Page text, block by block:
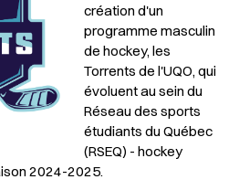
création d'un
programme masculin
de hockey, les
Torrents de l'UQO, qui
évoluent au sein du
Réseau des sports
étudiants du Québec
(RSEQ) - hockey
2024-2025.